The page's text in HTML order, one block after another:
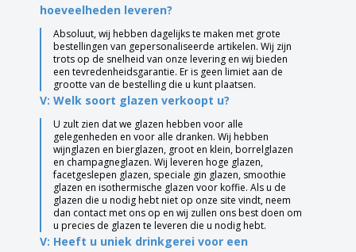
hoeveelheden leveren?
Absoluut, wij hebben dagelijks te maken met grote
bestellingen van gepersonaliseerde artikelen. Wij zijn
trots op de snelheid van onze levering en wij bieden
een tevredenheidsgarantie. Er is geen limiet aan de
grootte van de bestelling die u kunt plaatsen.
V: Welk soort glazen verkoopt u?
U zult zien dat we glazen hebben voor alle
gelegenheden en voor alle dranken. Wij hebben
wijnglazen en bierglazen, groot en klein, borrelglazen
en champagneglazen. Wij leveren hoge glazen,
facetgeslepen glazen, speciale gin glazen, smoothie
glazen en isothermische glazen voor koffie. Als u de
glazen die u nodig hebt niet op onze site vindt, neem
dan contact met ons op en wij zullen ons best doen om
u precies de glazen te leveren die u nodig hebt.
V: Heeft u uniek drinkgerei voor een